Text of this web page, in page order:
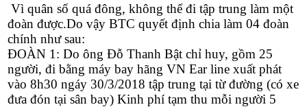
Vì quân số quá đông, không thể đi tập trung làm một
đoàn được.Do vậy BTC quyết định chia làm 04 đoàn
chính như sau:
ĐOÀN 1: Do ông Đỗ Thanh Bật chỉ huy, gồm 25
người, đi bằng máy bay hãng VN Ear line xuất phát
vào 8h30 ngáy 30/3/2018 tập trung tại từ đường (có xe
đưa đón tại sân bay) Kinh phí tạm thu mỗi người 5